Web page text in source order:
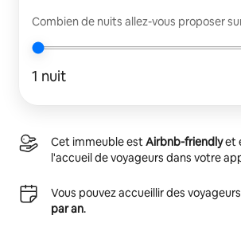
Combien de nuits allez-vous proposer
1 nuit
Cet immeuble estAirbnb-friendlyet
l'accueil de voyageurs dans votre
Vous pouvez accueillir des
par an.